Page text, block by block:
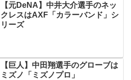
【元DeNA】中井大介選手のネッ
クレスはAXF「カラーバンド」シ
リーズ
【巨人】中田翔選手のグローブは
ミズノ「ミズノプロ」